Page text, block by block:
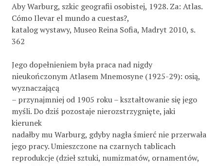
Aby Warburg, szkic geografii osobistej, 1928. Za: Atlas.
Cómo Ilevar el mundo a cuestas?,
katalog wystawy, Museo Reina Sofia, Madryt 2010, s.
362
Jego dopełnieniem była praca nad nigdy
nieukończonym Atlasem Mnemosyne (1925-29): osią,
wyznaczającą
– przynajmniej od 1905 roku – kształtowanie się jego
myśli. Do dziś pozostaje nierozstrzygnięte, jaki
kierunek
nadałby mu Warburg, gdyby nagła śmierć nie przerwała
jego pracy. Umieszczone na czarnych tablicach
reprodukcje (dzieł sztuki, numizmatów, ornamentów,